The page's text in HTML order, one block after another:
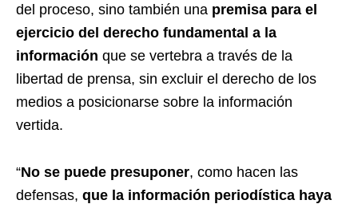
del proceso, sino también una premisa para el
ejercicio del derecho fundamental a la
información que se vertebra a través de la
libertad de prensa, sin excluir el derecho de los
medios a posicionarse sobre la información
vertida.
“No se puede presuponer, como hacen las
defensas, que la información periodística haya